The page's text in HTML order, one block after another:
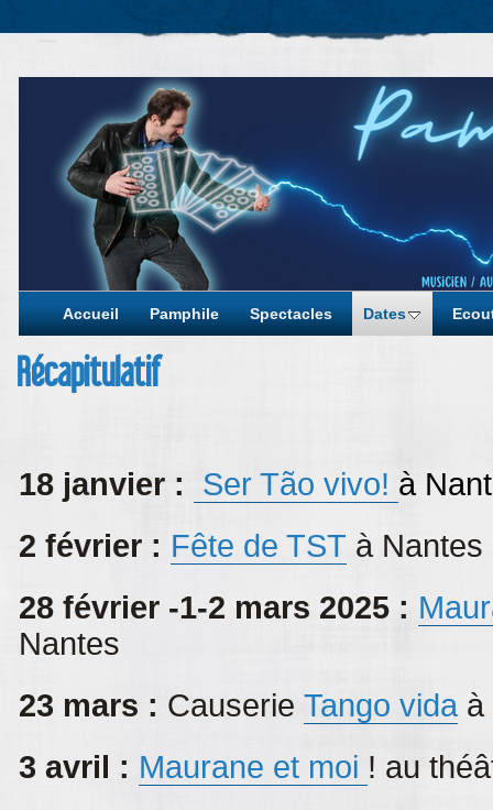
Accueil Pamphile Spectacles Dates
Récapitulatif
18 janvier : Ser Tão vivo! à
2 février : Fête de TST à Nantes
28 février -1-2 mars 2025 :
Nantes
23 mars : Causerie Tango vidaà
3 avril : Maurane et moi ! au